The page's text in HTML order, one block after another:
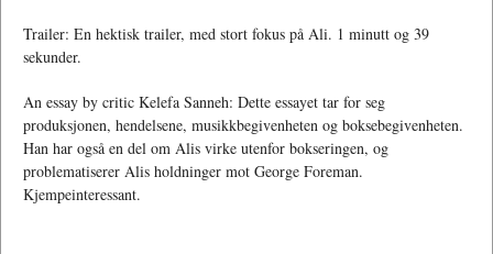
Trailer: En hektisk trailer, med stort fokus på Ali. 1 minutt og 39
sekunder.
An essay by critic Kelefa Sanneh: Dette essayet tar for seg
produksjonen, hendelsene, musikkbegivenheten og boksebegivenheten.
Han har også en del om Alis virke utenfor bokseringen, og
problematiserer Alis holdninger mot George Foreman.
Kjempeinteressant.